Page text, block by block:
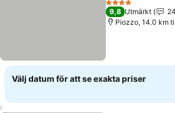
4 Stjärnor
9,8 Utmärkt
Piozzo, 14.0 km
Välj datum för att se exakta priser